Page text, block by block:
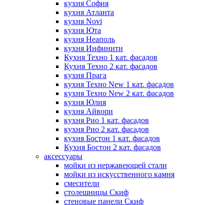
кухня София
кухня Атланта
кухня Novi
кухня Юта
кухня Неаполь
кухня Инфинити
Кухня Техно 1 кат. фасадов
Кухня Техно 2 кат. фасадов
кухня Прага
кухня Техно New 1 кат. фасадов
кухня Техно New 2 кат. фасадов
кухня Юлия
кухня Айвори
кухня Рио 1 кат. фасадов
кухня Рио 2 кат. фасадов
кухня Бостон 1 кат. фасадов
Кухня Бостон 2 кат. фасадов
аксессуары
мойки из нержавеющей стали
мойки из искусственного камня
смесители
столешницы Скиф
стеновые панели Скиф